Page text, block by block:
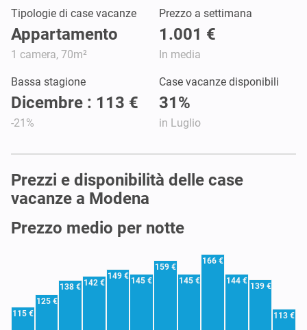
Tipologie di case vacanze
Appartamento
1 camera, 70m²
Prezzo a settimana
1.001 €
In media
Bassa stagione
Dicembre : 113 €
-21%
Case vacanze disponibili
31%
in Luglio
Prezzi e disponibilità delle case
vacanze a Modena
Prezzo medio per notte
115 €
125 €
138 € 142 €
149 € 145 €
159 €
145 €
166 €
144 €
139 €
113 €